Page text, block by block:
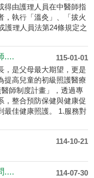
得由護理人員在中醫師指
，執行「溫灸」、「拔火
護理人員法第24條規定之
115-01-01
....
，是父母最大期望，更是
提高兒童的初級照護醫療
師制度計畫」，透過專
，整合預防保健與健康促
最佳健康照護。 1.服務對
114-10-21
114-07-30
....